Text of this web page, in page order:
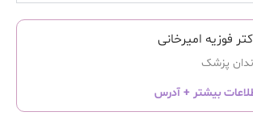
فوزیه امیرخانی
پزشک
بیشتر + آدرس